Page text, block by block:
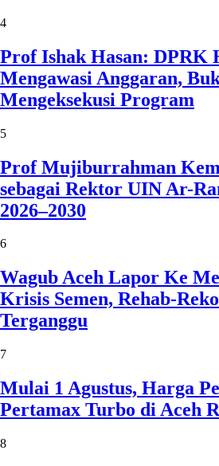
4
Prof Ishak Hasan: DPRK
Mengawasi Anggaran,
Mengeksekusi Program
5
Prof Mujiburrahman
sebagai Rektor UIN Ar-
2026–2030
6
Wagub Aceh Lapor Ke
Krisis Semen, Rehab-
Terganggu
7
Mulai 1 Agustus, Harga
Pertamax Turbo di Aceh
8